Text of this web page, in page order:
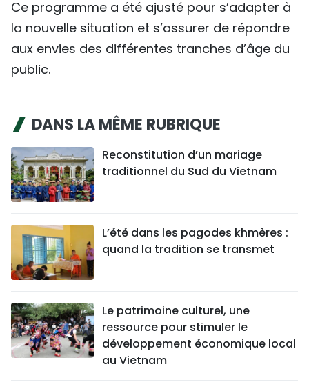
Ce programme a été ajusté pour s’adapter à
la nouvelle situation et s’assurer de répondre
aux envies des différentes tranches d’âge du
public.
DANS LA MÊME RUBRIQUE
Reconstitution d’un mariage
traditionnel du Sud du Vietnam
L’été dans les pagodes khmères :
quand la tradition se transmet
Le patrimoine culturel, une
ressource pour stimuler le
développement économique local
au Vietnam